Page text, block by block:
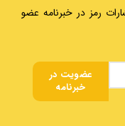
رمز در خبرنامه عضو